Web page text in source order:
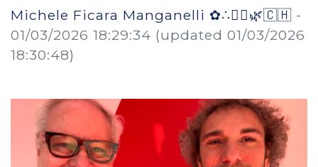
Michele Ficara Manganelli ✿∴♛🌿🇨🇭 -
01/03/2026 18:29:34 (updated 01/03/2026
18:30:48)